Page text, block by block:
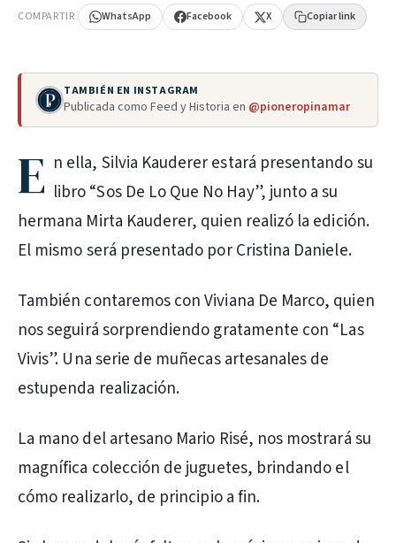
COMPARTIR WhatsApp Facebook X Copiar link
TAMBIÉN EN INSTAGRAM
Publicada como Feed y Historia en @pioneropinamar
E n ella, Silvia Kauderer estará presentando su
libro “Sos De Lo Que No Hay”, junto a su
hermana Mirta Kauderer, quien realizó la edición.
El mismo será presentado por Cristina Daniele.
También contaremos con Viviana De Marco, quien
nos seguirá sorprendiendo gratamente con “Las
Vivis”. Una serie de muñecas artesanales de
estupenda realización.
La mano del artesano Mario Risé, nos mostrará su
magnífica colección de juguetes, brindando el
cómo realizarlo, de principio a fin.